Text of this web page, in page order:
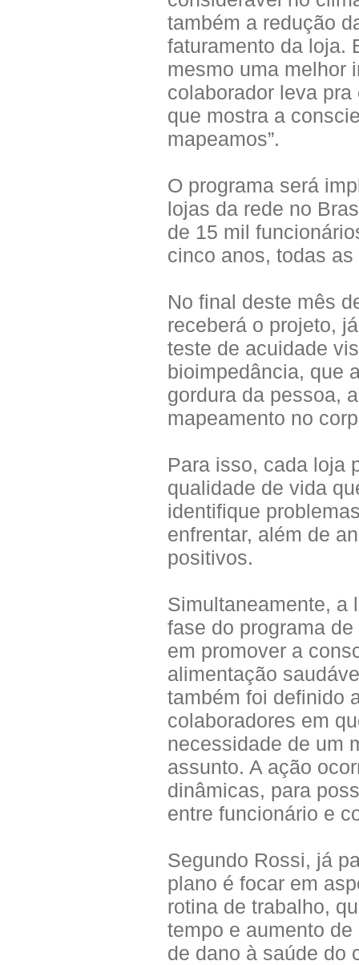
também a redução
faturamento da loja.
mesmo uma melhor
colaborador leva
que mostra a
mapeamos”.
O programa será
lojas da rede no
de 15 mil
cinco anos, todas
No final deste mês
receberá o projeto,
teste de acuidade
bioimpedância, que
gordura da pessoa,
mapeamento no
Para isso, cada loja
qualidade de vida
identifique
enfrentar, além de
positivos.
Simultaneamente, a
fase do programa
em promover a
alimentação
também foi definido
colaboradores em
necessidade de um
assunto. A ação
dinâmicas, para
entre funcionário e
Segundo Rossi, já
plano é focar em
rotina de trabalho,
tempo e aumento
de dano à saúde do